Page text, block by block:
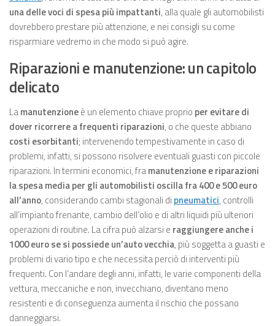
una delle voci di spesa più impattanti, alla quale gli automobilisti
dovrebbero prestare più attenzione, e nei consigli su come
risparmiare vedremo in che modo si può agire.
Riparazioni e manutenzione: un capitolo
delicato
Lamanutenzioneè un elemento chiave proprio per evitare di
dover ricorrere a frequenti riparazioni, o che queste abbiano
costi esorbitanti; intervenendo tempestivamente in caso di
problemi, infatti, si possono risolvere eventuali guasti con piccole
riparazioni. In termini economici, framanutenzione e riparazioni
la spesa media per gli automobilisti oscilla fra 400 e 500 euro
all’anno, considerando cambi stagionali di pneumatici, controlli
all’impianto frenante, cambio dell’olio e di altri liquidi più ulteriori
operazioni di routine. La cifra può alzarsi e raggiungere anche i
1000 euro se si possiede un’auto vecchia, più soggetta a guasti e
problemi di vario tipo e che necessita perciò di interventi più
frequenti. Con l’andare degli anni, infatti, le varie componenti della
vettura, meccaniche e non, invecchiano, diventano meno
resistenti e di conseguenza aumenta il rischio che possano
danneggiarsi.